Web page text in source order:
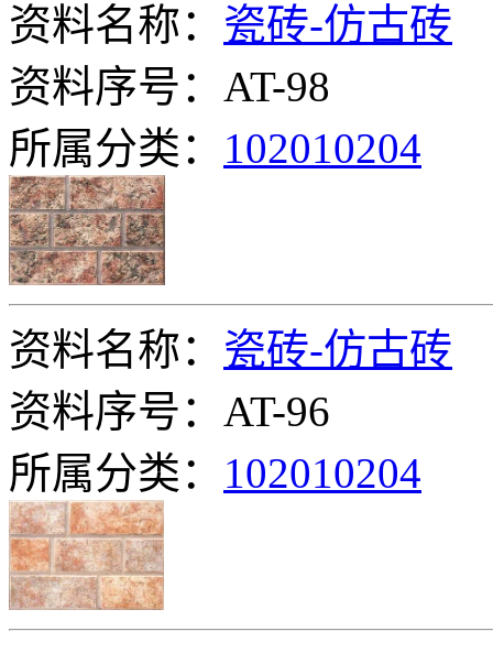
资料名称： 瓷砖-仿古砖
资料序号：AT-98
所属分类： 102010204
资料名称： 瓷砖-仿古砖
资料序号：AT-96
所属分类： 102010204